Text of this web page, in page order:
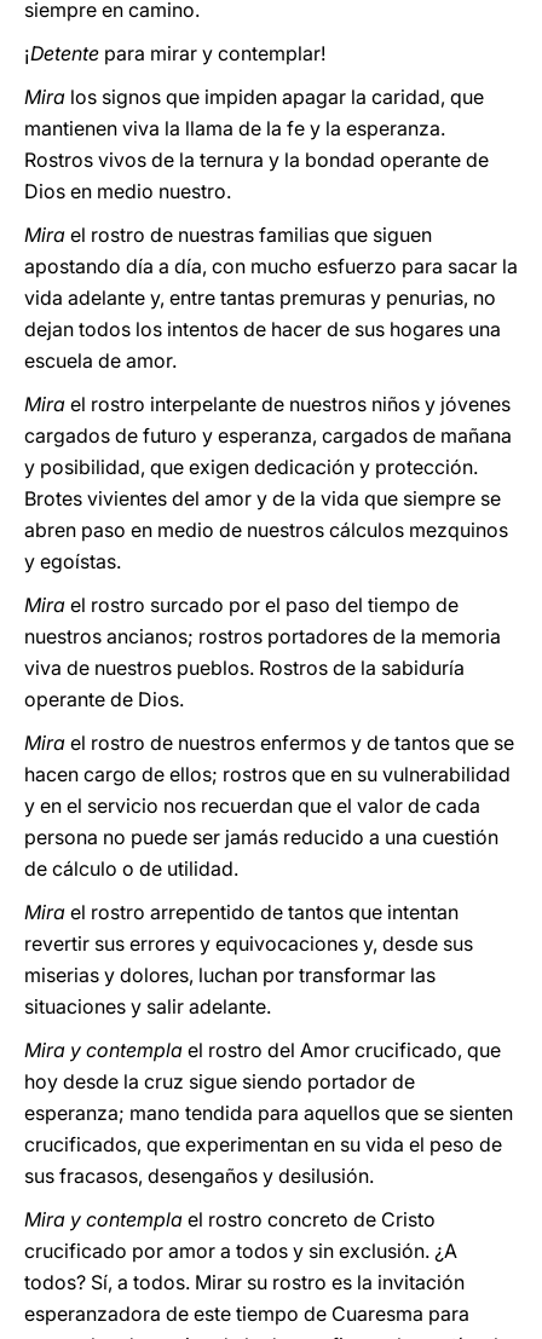
siempre en camino.
¡Detente para mirar y contemplar!
Mira los signos que impiden apagar la caridad, que
mantienen viva la llama de la fe y la esperanza.
Rostros vivos de la ternura y la bondad operante de
Dios en medio nuestro.
Mira el rostro de nuestras familias que siguen
apostando día a día, con mucho esfuerzo para sacar la
vida adelante y, entre tantas premuras y penurias, no
dejan todos los intentos de hacer de sus hogares una
escuela de amor.
Mira el rostro interpelante de nuestros niños y jóvenes
cargados de futuro y esperanza, cargados de mañana
y posibilidad, que exigen dedicación y protección.
Brotes vivientes del amor y de la vida que siempre se
abren paso en medio de nuestros cálculos mezquinos
y egoístas.
Mira el rostro surcado por el paso del tiempo de
nuestros ancianos; rostros portadores de la memoria
viva de nuestros pueblos. Rostros de la sabiduría
operante de Dios.
Mira el rostro de nuestros enfermos y de tantos que se
hacen cargo de ellos; rostros que en su vulnerabilidad
y en el servicio nos recuerdan que el valor de cada
persona no puede ser jamás reducido a una cuestión
de cálculo o de utilidad.
Mira el rostro arrepentido de tantos que intentan
revertir sus errores y equivocaciones y, desde sus
miserias y dolores, luchan por transformar las
situaciones y salir adelante.
Mira y contempla el rostro del Amor crucificado, que
hoy desde la cruz sigue siendo portador de
esperanza; mano tendida para aquellos que se sienten
crucificados, que experimentan en su vida el peso de
sus fracasos, desengaños y desilusión.
Mira y contempla el rostro concreto de Cristo
crucificado por amor a todos y sin exclusión. ¿A
todos? Sí, a todos. Mirar su rostro es la invitación
esperanzadora de este tiempo de Cuaresma para